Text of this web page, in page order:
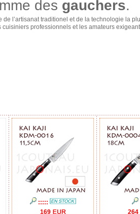
des gauchers.
de l’artisanat traditionel et de la technologie la
cuisiniers professionnels et les amateurs
:::::
169
264